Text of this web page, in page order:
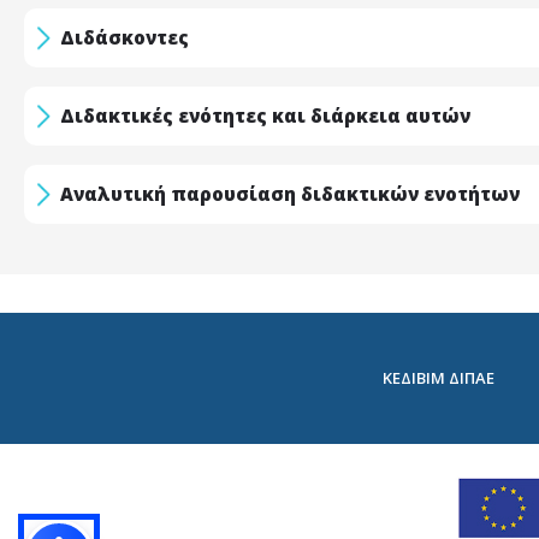
Διδάσκοντες
Διδακτικές ενότητες και διάρκεια αυτών
Αναλυτική παρουσίαση διδακτικών ενοτήτων
ΚΕΔΙΒΙΜ ΔΙΠΑΕ